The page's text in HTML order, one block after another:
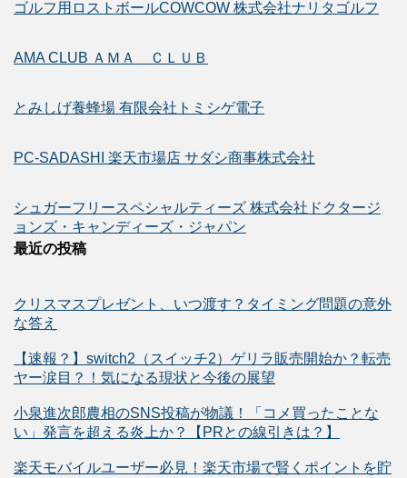
ゴルフ用ロストボールCOWCOW 株式会社ナリタゴルフ
AMA CLUB ＡＭＡ ＣＬＵＢ
とみしげ養蜂場 有限会社トミシゲ電子
PC-SADASHI 楽天市場店 サダシ商事株式会社
シュガーフリースペシャルティーズ 株式会社ドクタージ
ョンズ・キャンディーズ・ジャパン
最近の投稿
クリスマスプレゼント、いつ渡す？タイミング問題の意外
な答え
【速報？】switch2（スイッチ2）ゲリラ販売開始か？転売
ヤー涙目？！気になる現状と今後の展望
小泉進次郎農相のSNS投稿が物議！「コメ買ったことな
い」発言を超える炎上か？【PRとの線引きは？】
楽天モバイルユーザー必見！楽天市場で賢くポイントを貯